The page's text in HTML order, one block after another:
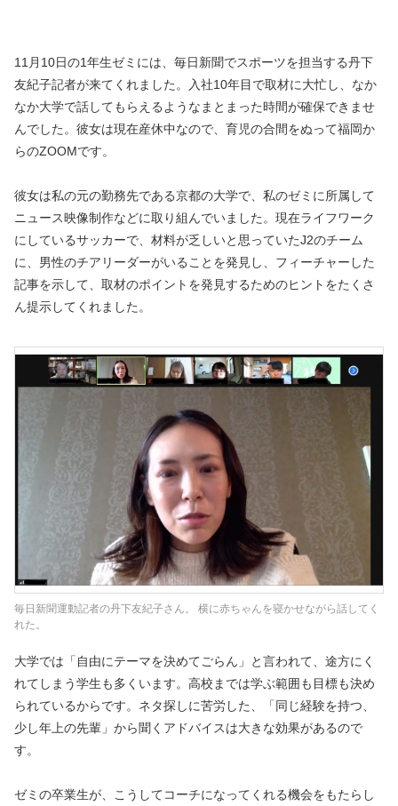
毎日新聞運動記者の丹下友紀子さん。 横に赤ちゃんを寝かせながら話してく
れた。
11月10日の1年生ゼミには、毎日新聞でスポーツを担当する丹下
友紀子記者が来てくれました。入社10年目で取材に大忙し、なか
なか大学で話してもらえるようなまとまった時間が確保できませ
んでした。彼女は現在産休中なので、育児の合間をぬって福岡か
らのZOOMです。
彼女は私の元の勤務先である京都の大学で、私のゼミに所属して
ニュース映像制作などに取り組んでいました。現在ライフワーク
にしているサッカーで、材料が乏しいと思っていたJ2のチーム
に、男性のチアリーダーがいることを発見し、フィーチャーした
記事を示して、取材のポイントを発見するためのヒントをたくさ
ん提示してくれました。
大学では「自由にテーマを決めてごらん」と言われて、途方にく
れてしまう学生も多くいます。高校までは学ぶ範囲も目標も決め
られているからです。ネタ探しに苦労した、「同じ経験を持つ、
少し年上の先輩」から聞くアドバイスは大きな効果があるので
す。
ゼミの卒業生が、こうしてコーチになってくれる機会をもたらし